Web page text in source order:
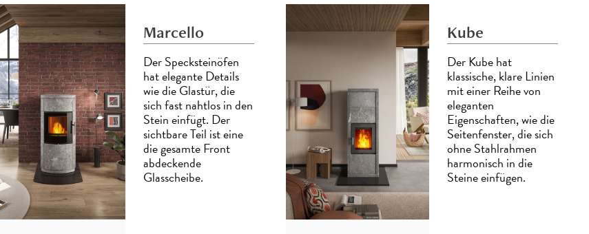
Marcello
Der Specksteinöfen
hat elegante Details
wie die Glastür, die
sich fast nahtlos in den
Stein einfügt. Der
sichtbare Teil ist eine
die gesamte Front
abdeckende
Glasscheibe.
Kube
Der Kube hat
klassische, klare Linien
mit einer Reihe von
eleganten
Eigenschaften, wie die
Seitenfenster, die sich
ohne Stahlrahmen
harmonisch in die
Steine einfügen.